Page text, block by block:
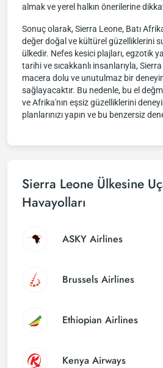
almak ve yerel halkın önerilerine
Sonuç olarak, Sierra Leone, Batı
değer doğal ve kültürel güzelliklerini
ülkedir. Nefes kesici plajları, egzotik
tarihi ve sıcakkanlı insanlarıyla,
macera dolu ve unutulmaz bir
sağlayacaktır. Bu nedenle, bu el
ve Afrika'nın eşsiz güzelliklerini
planlarınızı yapın ve bu benzersiz
Sierra Leone Ülkesine
Havayolları
ASKY Airlines
Brussels Airlines
Ethiopian Airlines
Kenya Airways